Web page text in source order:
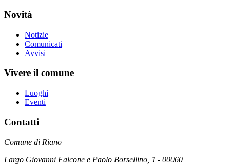
Novità
Notizie
Comunicati
Avvisi
Vivere il comune
Luoghi
Eventi
Contatti
Comune di Riano
Largo Giovanni Falcone e Paolo Borsellino, 1 - 00060